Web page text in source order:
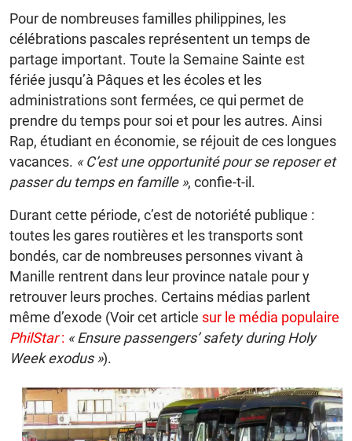
Pour de nombreuses familles philippines, les
célébrations pascales représentent un temps de
partage important. Toute la Semaine Sainte est
fériée jusqu’à Pâques et les écoles et les
administrations sont fermées, ce qui permet de
prendre du temps pour soi et pour les autres. Ainsi
Rap, étudiant en économie, se réjouit de ces longues
vacances. « C’est une opportunité pour se reposer et
passer du temps en famille », confie-t-il.
Durant cette période, c’est de notoriété publique :
toutes les gares routières et les transports sont
bondés, car de nombreuses personnes vivant à
Manille rentrent dans leur province natale pour y
retrouver leurs proches. Certains médias parlent
même d’exode (Voir cet article sur le média populaire
PhilStar: « Ensure passengers’ safety during Holy
Week exodus »).